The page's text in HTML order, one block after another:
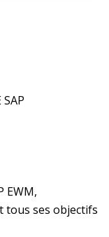
EWM,
tous ses objectifs